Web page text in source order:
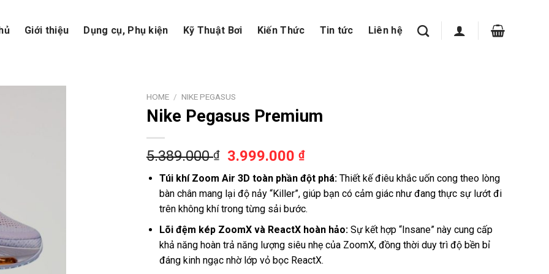
Giới thiệu Dụng cụ, Phụ kiện Kỹ Thuật Bơi Kiến Thức Tin tức Liên hệ
HOME / NIKE PEGASUS
Nike Pegasus Premium
5.389.000₫ 3.999.000₫
Túi khí Zoom Air 3D toàn phần đột phá:Thiết kế điêu khắc uốn cong theo lòng
bàn chân mang lại độ nảy “Killer”, giúp bạn có cảm giác như đang thực sự lướt đi
trên không khí trong từng sải bước.
Lõi đệm kép ZoomX và ReactX hoàn hảo:Sự kết hợp “Insane” này cung cấp
khả năng hoàn trả năng lượng siêu nhẹ của ZoomX, đồng thời duy trì độ bền bỉ
đáng kinh ngạc nhờ lớp vỏ bọc ReactX.